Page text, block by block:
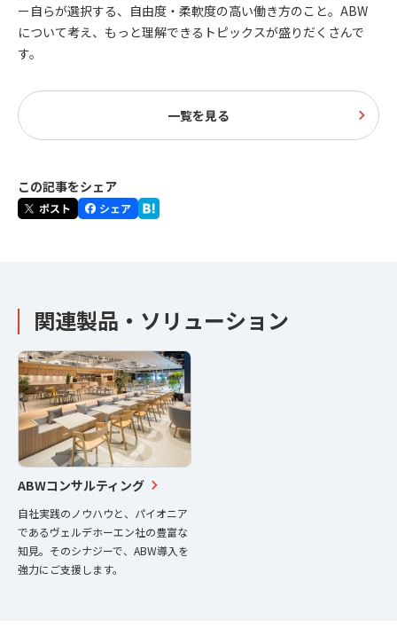
ー自らが選択する、自由度・柔軟度の高い働き方のこと。ABW
について考え、もっと理解できるトピックスが盛りだくさんで
す。
一覧を見る
この記事をシェア
関連製品・ソリューション
ABWコンサルティング
自社実践のノウハウと、パイオニア
であるヴェルデホーエン社の豊富な
知見。そのシナジーで、ABW導入を
強力にご支援します。